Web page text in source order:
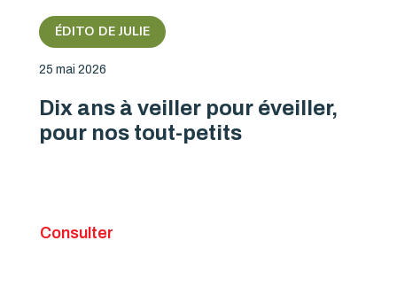
ÉDITO DE JULIE
25 mai 2026
Dix ans à veiller pour éveiller,
pour nos tout-petits
Consulter